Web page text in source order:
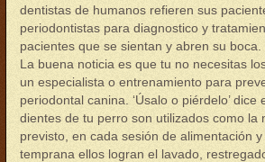
dentistas de humanos refieren sus
periodontistas para diagnostico y
pacientes que se sientan y abren su boca.
La buena noticia es que tu no necesitas
un especialista o entrenamiento para
periodontal canina. ‘Úsalo o piérdelo’ dice
dientes de tu perro son utilizados como la
previsto, en cada sesión de alimentación
temprana ellos logran el lavado,